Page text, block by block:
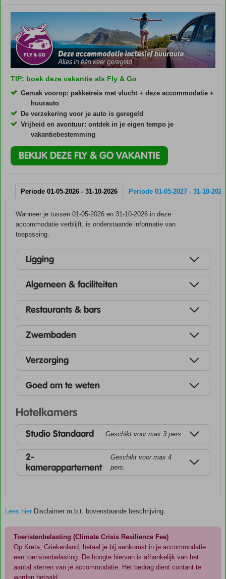
TIP: boek deze vakantie als Fly & Go
Gemak voorop: pakketreis met vlucht + deze accommodatie +
huurauto
De verzekering voor je auto is geregeld
Vrijheid en avontuur: ontdek in je eigen tempo je
vakantiebestemming
BEKIJK DEZE FLY & GO VAKANTIE
Periode 01-05-2026 - 31-10-2026 Periode 01-05-2027 - 31-10-2027
Wanneer je tussen 01-05-2026 en 31-10-2026 in deze
accommodatie verblijft, is onderstaande informatie van
toepassing.
Ligging
Algemeen & faciliteiten
Restaurants & bars
Zwembaden
Verzorging
Goed om te weten
Hotelkamers
Studio Standaard Geschikt voor max 3 pers.
2-
kamerappartement
Geschikt voor max 4
pers.
Lees hier Disclaimer m.b.t. bovenstaande beschrijving.
Toeristenbelasting (Climate Crisis Resilience Fee)
Op Kreta, Griekenland, betaal je bij aankomst in je accommodatie
een toeristenbelasting. De hoogte hiervan is afhankelijk van het
aantal sterren van je accommodatie. Het bedrag dient contant te
worden betaald.